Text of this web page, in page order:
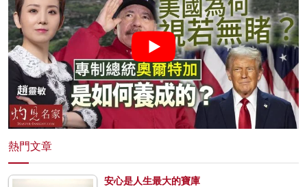
熱門文章
安心是人生最大的寶庫